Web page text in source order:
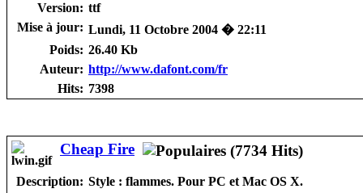
Version: ttf
Mise à jour: Lundi, 11 Octobre 2004 � 22:11
Poids: 26.40 Kb
Auteur: http://www.dafont.com/fr
Hits: 7398
Cheap Fire
Description: Style : flammes. Pour PC et Mac OS X.